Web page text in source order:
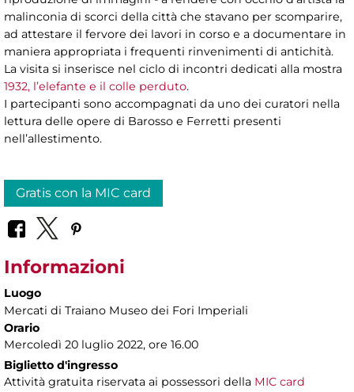
malinconia di scorci della città che stavano per scomparire,
ad attestare il fervore dei lavori in corso e a documentare in
maniera appropriata i frequenti rinvenimenti di antichità.
La visita si inserisce nel ciclo di incontri dedicati alla mostra
1932, l’elefante e il colle perduto.
I partecipanti sono accompagnati da uno dei curatori nella
lettura delle opere di Barosso e Ferretti presenti
nell’allestimento.
Gratis con la MIC card
Informazioni
Luogo
Mercati di Traiano Museo dei Fori Imperiali
Orario
Mercoledì 20 luglio 2022, ore 16.00
Biglietto d'ingresso
Attività gratuita riservata ai possessori della MIC card